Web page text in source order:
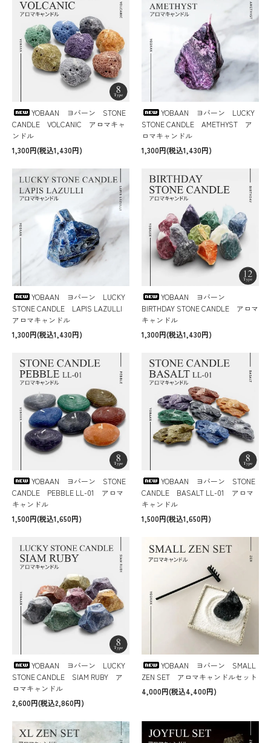
YOBAAN ヨバーン STONE
CANDLE VOLCANIC アロマキャ
ンドル
1,300円(税込1,430円)
YOBAAN ヨバーン LUCKY
STONE CANDLE AMETHYST ア
ロマキャンドル
1,300円(税込1,430円)
YOBAAN ヨバーン LUCKY
STONE CANDLE LAPIS LAZULLI
アロマキャンドル
1,300円(税込1,430円)
YOBAAN ヨバーン
BIRTHDAY STONE CANDLE アロマ
キャンドル
1,300円(税込1,430円)
YOBAAN ヨバーン STONE
CANDLE PEBBLE LL-01 アロマ
キャンドル
1,500円(税込1,650円)
YOBAAN ヨバーン STONE
CANDLE BASALT LL-01 アロマ
キャンドル
1,500円(税込1,650円)
YOBAAN ヨバーン LUCKY
STONE CANDLE SIAM RUBY ア
ロマキャンドル
2,600円(税込2,860円)
YOBAAN ヨバーン SMALL
ZEN SET アロマキャンドルセット
4,000円(税込4,400円)